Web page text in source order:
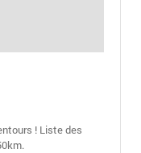
! Liste des